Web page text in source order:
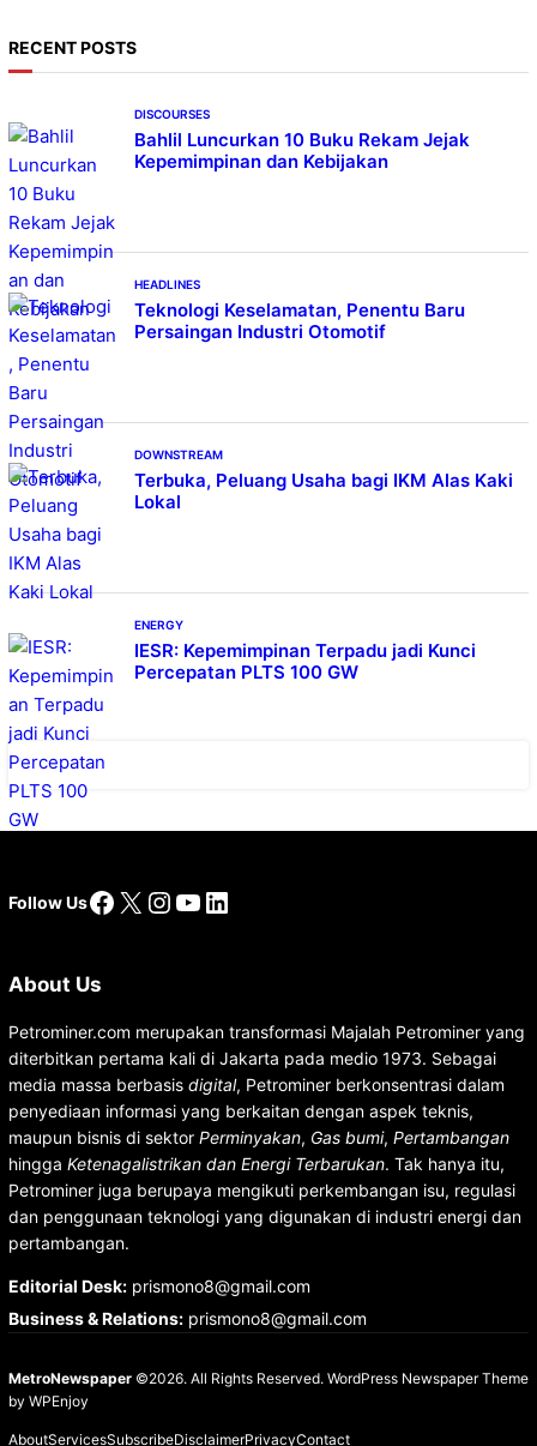
h
RECENT POSTS
DISCOURSES
Bahlil Luncurkan 10 Buku Rekam Jejak
Kepemimpinan dan Kebijakan
HEADLINES
Teknologi Keselamatan, Penentu Baru
Persaingan Industri Otomotif
DOWNSTREAM
Terbuka, Peluang Usaha bagi IKM Alas Kaki
Lokal
ENERGY
IESR: Kepemimpinan Terpadu jadi Kunci
Percepatan PLTS 100 GW
Follow UsFacebook
X Instagram
YouTube
LinkedIn
About Us
Petrominer.com merupakan transformasi Majalah Petrominer yang
diterbitkan pertama kali di Jakarta pada medio 1973. Sebagai
media massa berbasis digital, Petrominer berkonsentrasi dalam
penyediaan informasi yang berkaitan dengan aspek teknis,
maupun bisnis di sektor Perminyakan, Gas bumi, Pertambangan
hingga Ketenagalistrikan dan Energi Terbarukan. Tak hanya itu,
Petrominer juga berupaya mengikuti perkembangan isu, regulasi
dan penggunaan teknologi yang digunakan di industri energi dan
pertambangan.
Editorial Desk:prismono8@gmail.com
Business & Relations:prismono8@gmail.com
MetroNewspaper©2026. All Rights Reserved. WordPress Newspaper Theme
by WPEnjoy
AboutServicesSubscribeDisclaimerPrivacyContact